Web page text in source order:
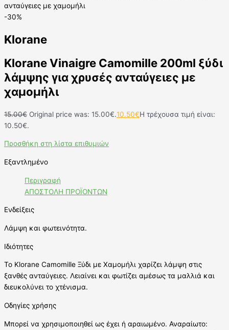
-30%
Klorane
Klorane Vinaigre Camomille 200ml ξύδι
λάμψης για χρυσές ανταύγειες με
χαμομήλι
15.00€ Original price was: 15.00€.10.50€Η τρέχουσα τιμή είναι:
10.50€.
Προσθήκη στη λίστα επιθυμιών
Εξαντλημένο
Περιγραφή
ΑΠΟΣΤΟΛΗ ΠΡΟΪΟΝΤΩΝ
Ενδείξεις
Λάμψη και φωτεινότητα.
Ιδιότητες
Το Klorane Camomille Ξύδι με Χαμομήλι χαρίζει λάμψη στις
ξανθές ανταύγειες. Λειαίνει και φωτίζει αμέσως τα μαλλιά και
διευκολύνει το χτένισμα.
Οδηγίες χρήσης
Μπορεί να χρησιμοποιηθεί ως έχει ή αραιωμένο. Αναραίωτο: